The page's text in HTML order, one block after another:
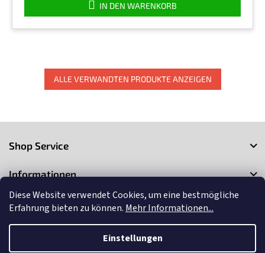
Diese Website verwendet Cookies, um eine bestmögliche
Erfahrung bieten zu können. Mehr Informationen...
Einstellungen
IN DEN WARENKORB
ALLE VERWANDTEN PRODUKTE ANZEIGEN
e
Shop Service
Informationen
Kontakt
Copyright 20263Market. Alle Rechte vorbehalten.Cookie-